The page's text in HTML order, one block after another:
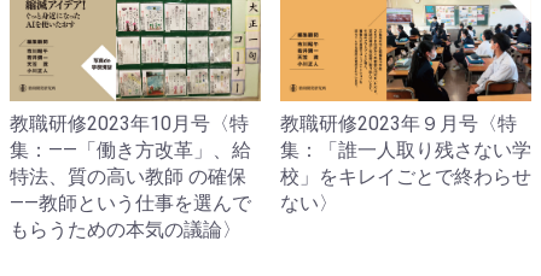
教職研修2023年10月号〈特
集：――「働き方改革」、給
特法、質の高い教師 の確保
――教師という仕事を選んで
もらうための本気の議論〉
教職研修2023年９月号〈特
集：「誰一人取り残さない学
校」をキレイごとで終わらせ
ない〉